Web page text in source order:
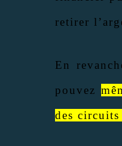
retirer
En
pouvez
des